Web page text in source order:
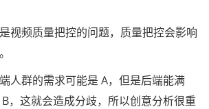
频质量把控的问题，质量把控会影响
群的需求可能是 A，但是后端能满
，这就会造成分歧，所以创意分析很重